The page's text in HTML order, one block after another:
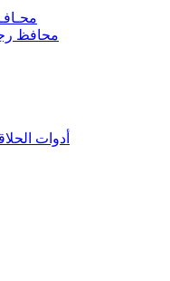
محافظ
أدوات